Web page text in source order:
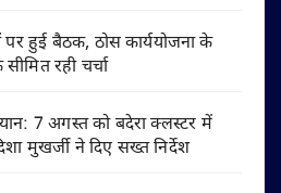
पर हुई बैठक, ठोस कार्ययोजना के
रही चर्चा
7 अगस्त को बदेरा क्लस्टर में
मुखर्जी ने दिए सख्त निर्देश